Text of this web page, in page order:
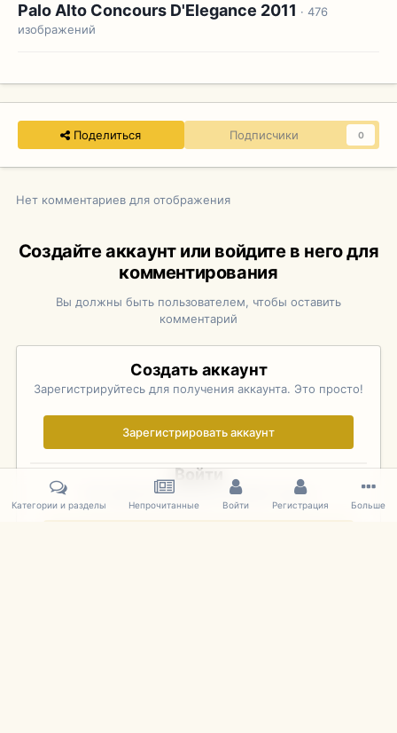
Palo Alto Concours D'Elegance 2011 · 476
изображений
Поделиться Подписчики 0
Нет комментариев для отображения
Создайте аккаунт или войдите в него для
комментирования
Вы должны быть пользователем, чтобы оставить
комментарий
Создать аккаунт
Зарегистрируйтесь для получения аккаунта. Это просто!
Зарегистрировать аккаунт
Войти
Уже зарегистрированы? Войдите здесь.
Категории и разделы Непрочитанные Войти Регистрация Больше